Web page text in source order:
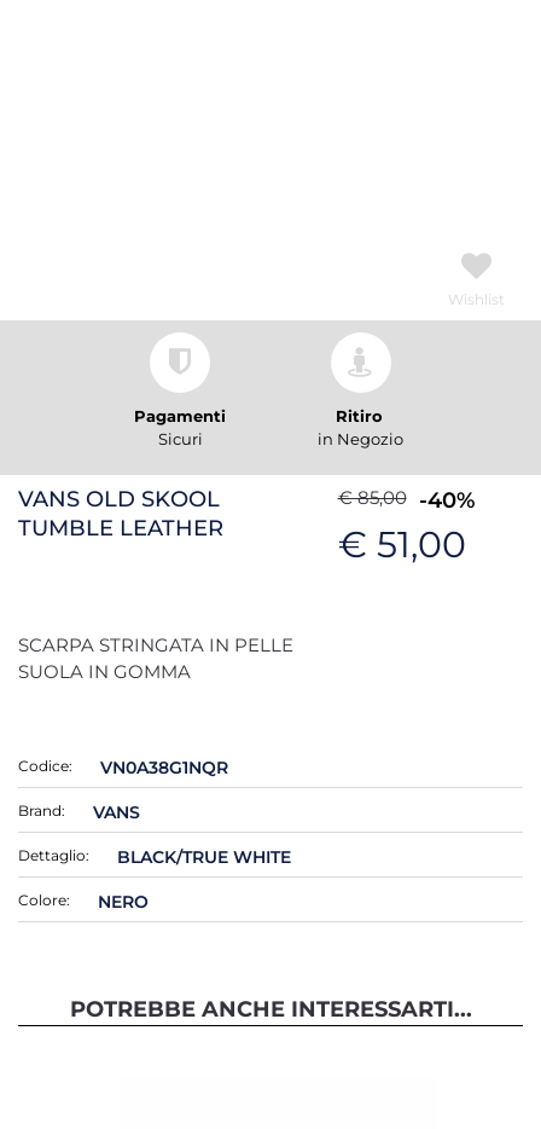
Wishlist
Pagamenti
Sicuri
Ritiro
in Negozio
VANS OLD SKOOL
TUMBLE LEATHER
€ 85,00 -40%
€ 51,00
SCARPA STRINGATA IN PELLE
SUOLA IN GOMMA
Codice: VN0A38G1NQR
Brand: VANS
Dettaglio: BLACK/TRUE WHITE
Colore: NERO
POTREBBE ANCHE INTERESSARTI...